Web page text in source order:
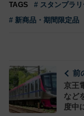
TAGS # スタンプラ
# 新商品・期間限定品
前
京王
など
度中